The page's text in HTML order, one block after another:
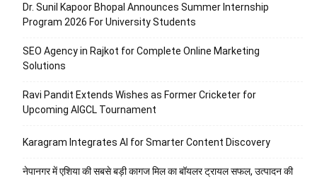
Dr. Sunil Kapoor Bhopal Announces Summer Internship
Program 2026 For University Students
SEO Agency in Rajkot for Complete Online Marketing
Solutions
Ravi Pandit Extends Wishes as Former Cricketer for
Upcoming AIGCL Tournament
Karagram Integrates AI for Smarter Content Discovery
नेपानगर में एशिया की सबसे बड़ी कागज मिल का बॉयलर ट्रायल सफल, उत्पादन की